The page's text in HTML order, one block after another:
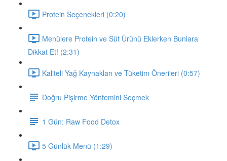
Protein Seçenekleri (0:20)
Menülere Protein ve Süt Ürünü Eklerken Bunlara
Dikkat Et! (2:31)
Kaliteli Yağ Kaynakları ve Tüketim Önerileri (0:57)
Doğru Pişirme Yöntemini Seçmek
1 Gün: Raw Food Detox
5 Günlük Menü (1:29)